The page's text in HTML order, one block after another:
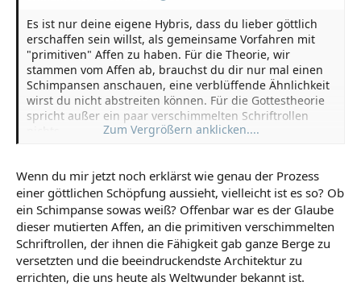
Es ist nur deine eigene Hybris, dass du lieber göttlich
erschaffen sein willst, als gemeinsame Vorfahren mit
"primitiven" Affen zu haben. Für die Theorie, wir
stammen vom Affen ab, brauchst du dir nur mal einen
Schimpansen anschauen, eine verblüffende Ähnlichkeit
wirst du nicht abstreiten können. Für die Gottestheorie
spricht außer ein paar verschimmelten Schriftrollen
Zum Vergrößern anklicken....
Wenn du mir jetzt noch erklärst wie genau der Prozess
einer göttlichen Schöpfung aussieht, vielleicht ist es so? Ob
ein Schimpanse sowas weiß? Offenbar war es der Glaube
dieser mutierten Affen, an die primitiven verschimmelten
Schriftrollen, der ihnen die Fähigkeit gab ganze Berge zu
versetzten und die beeindruckendste Architektur zu
errichten, die uns heute als Weltwunder bekannt ist.